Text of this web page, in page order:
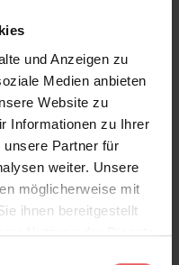
und Anzeigen zu
Medien anbieten
Website zu
Informationen zu Ihrer
unsere Partner für
weiter. Unsere
möglicherweise mit
ihnen bereitgestellt
Nutzung der Dienste